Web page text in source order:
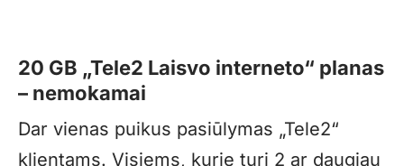
20 GB „Tele2 Laisvo interneto“ planas
– nemokamai
Dar vienas puikus pasiūlymas „Tele2“
klientams. Visiems, kurie turi 2 ar daugiau